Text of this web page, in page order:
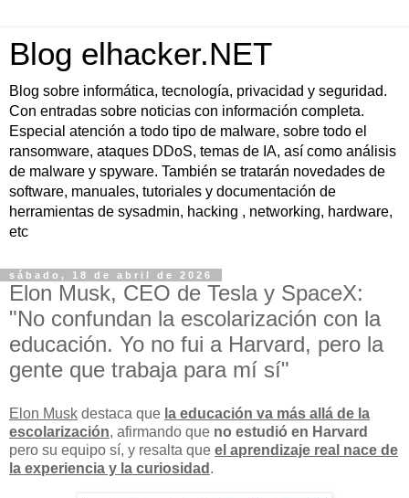
Blog elhacker.NET
Blog sobre informática, tecnología, privacidad y seguridad.
Con entradas sobre noticias con información completa.
Especial atención a todo tipo de malware, sobre todo el
ransomware, ataques DDoS, temas de IA, así como análisis
de malware y spyware. También se tratarán novedades de
software, manuales, tutoriales y documentación de
herramientas de sysadmin, hacking , networking, hardware,
etc
sábado, 18 de abril de 2026
Elon Musk, CEO de Tesla y SpaceX:
"No confundan la escolarización con la
educación. Yo no fui a Harvard, pero la
gente que trabaja para mí sí"
Elon Musk destaca que la educación va más allá de la
escolarización, afirmando que no estudió en Harvard
pero su equipo sí, y resalta que el aprendizaje real nace de
la experiencia y la curiosidad .